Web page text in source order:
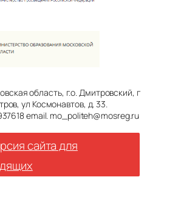
область, г.о. Дмитровский, г
ул Космонавтов, д. 33.
email. mo_politeh@mosreg.ru
сайта для